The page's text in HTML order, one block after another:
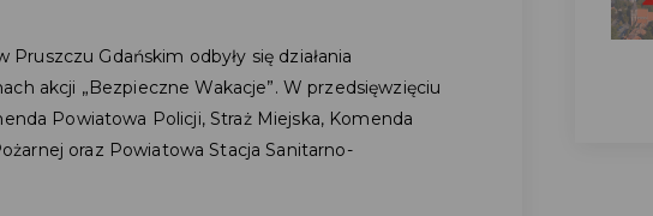
Pruszczu Gdańskim odbyły się działania
akcji „Bezpieczne Wakacje”. W przedsięwzięciu
Powiatowa Policji, Straż Miejska, Komenda
oraz Powiatowa Stacja Sanitarno-